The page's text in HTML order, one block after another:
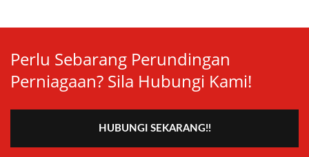
Perlu Sebarang Perundingan
Perniagaan? Sila Hubungi Kami!
HUBUNGI SEKARANG!!